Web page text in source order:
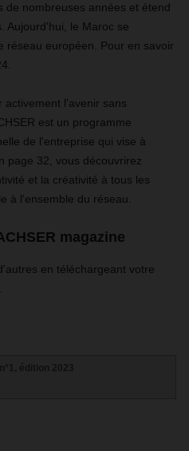
de nombreuses années et étend
Aujourd'hui, le Maroc se
réseau européen. Pour en savoir
activement l'avenir sans
est un programme
de l'entreprise qui vise à
page 32, vous découvrirez
et la créativité à tous les
à l'ensemble du réseau.
magazine
en téléchargeant votre